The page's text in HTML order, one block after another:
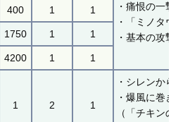
・痛恨の
・「ミノ
・基本の
400 1 1
1750 1 1
4200 1 1
1 2 1
・シレンか
・爆風に
（「チキ